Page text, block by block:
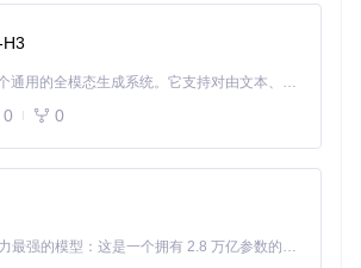
的专业播放控制功能可以满足这些个性化
富的音效调节选项，包括均衡器预设、环
制。
场景
某首
右键播放进度条选择"单曲循
MiniMax H3 是一个通用的全模态生成系统。它支持对由文本、图像、视频和音频组成的多模态上下文进行统一理解，并能生成分辨率高达 2K、时长可达 15 秒的带原生立体声音频的视频。得益于面向任务泛化的系统设计，H3 在预训练阶段就已具备广泛的多模态上下文理解与生成能力，能够出色地执行复杂的多模态指令。
0 0
Kimi K3 是Kimi能力最强的模型：这是一个拥有 2.8 万亿参数的混合专家（MoE）模型，具备原生视觉理解能力，并支持 100 万 token 的上下文窗口。